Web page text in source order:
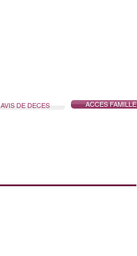
AVIS DE DECES
ACCES FAMILLE